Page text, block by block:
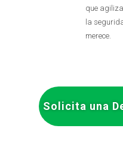
que
la
merece.
Solicita una